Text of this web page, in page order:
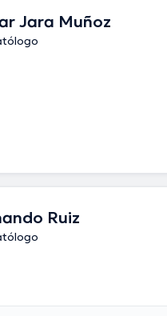
en su ámbito de
Jara Muñoz
Ruiz